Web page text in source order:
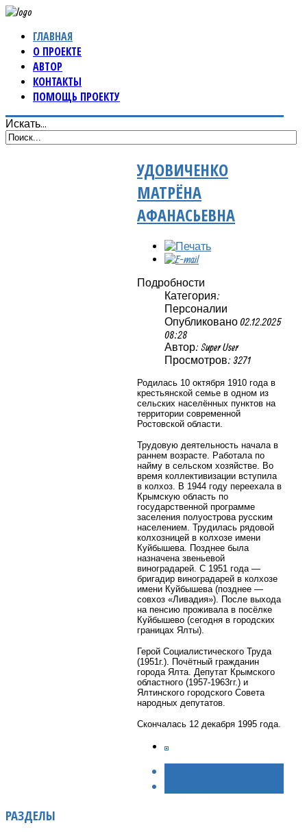
ГЛАВНАЯ
О ПРОЕКТЕ
АВТОР
КОНТАКТЫ
ПОМОЩЬ ПРОЕКТУ
Искать...
УДОВИЧЕНКО
МАТРЁНА
АФАНАСЬЕВНА
Подробности
Категория:
Персоналии
Опубликовано 02.12.2025
08:28
Автор: Super User
Просмотров: 3271
Родилась 10 октября 1910 года в
крестьянской семье в одном из
сельских населённых пунктов на
территории современной
Ростовской области.
Трудовую деятельность начала в
раннем возрасте. Работала по
найму в сельском хозяйстве. Во
время коллективизации вступила
в колхоз. В 1944 году переехала в
Крымскую область по
государственной программе
заселения полуострова русским
населением. Трудилась рядовой
колхозницей в колхозе имени
Куйбышева. Позднее была
назначена звеньевой
виноградарей. С 1951 года —
бригадир виноградарей в колхозе
имени Куйбышева (позднее —
совхоз «Ливадия»). После выхода
на пенсию проживала в посёлке
Куйбышево (сегодня в городских
границах Ялты).
Герой Социалистического Труда
(1951г.). Почётный гражданин
города Ялта. Депутат Крымского
областного (1957-1963гг.) и
Ялтинского городского Совета
народных депутатов.
Скончалась 12 декабря 1995 года.
РАЗДЕЛЫ